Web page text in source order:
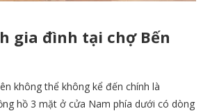
gia đình tại chợ Bến
không thể không kể đến chính là
hồ 3 mặt ở cửa Nam phía dưới có dòng